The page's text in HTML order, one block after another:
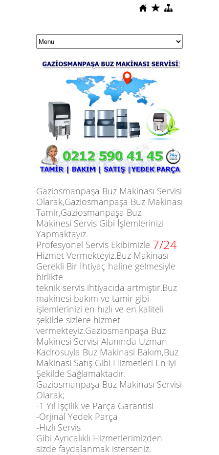
Gaziosmanpaşa Buz Makinası Servisi
Olarak,Gaziosmanpaşa Buz Makinası
Tamir,Gaziosmanpaşa Buz
Makinesi Servis Gibi İşlemlerinizi
Yapmaktayız.
Profesyonel Servis Ekibimizle 7/24
Hizmet Vermekteyiz.Buz Makinası
Gerekli Bir İhtiyaç haline gelmesiyle
birlikte
teknik servis ihtiyacıda artmıştır.Buz
makinesi bakım ve tamir gibi
işlemlerinizi en hızlı ve en kaliteli
şekilde sizlere hizmet
vermekteyiz.Gaziosmanpaşa Buz
Makinesi Servisi Alanında Uzman
Kadrosuyla Buz Makinasi Bakım,Buz
Makinasi Satış Gibi Hizmetleri En iyi
Şekilde Sağlamaktadır.
Gaziosmanpaşa Buz Makinası Servisi
Olarak;
-1 Yıl İşçilik ve Parça Garantisi
-Orjinal Yedek Parça
-Hızlı Servis
Gibi Ayrıcalıklı Hizmetlerimizden
sizde faydalanmak isterseniz.